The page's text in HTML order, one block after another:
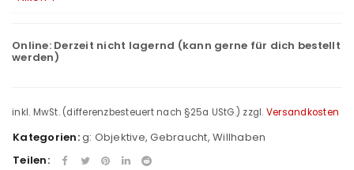
Online: Derzeit nicht lagernd (kann gerne für dich bestellt
werden)
inkl. MwSt. (differenzbesteuert nach §25a UStG.) zzgl. Versandkosten
Kategorien:g: Objektive,Gebraucht, Willhaben
Teilen: